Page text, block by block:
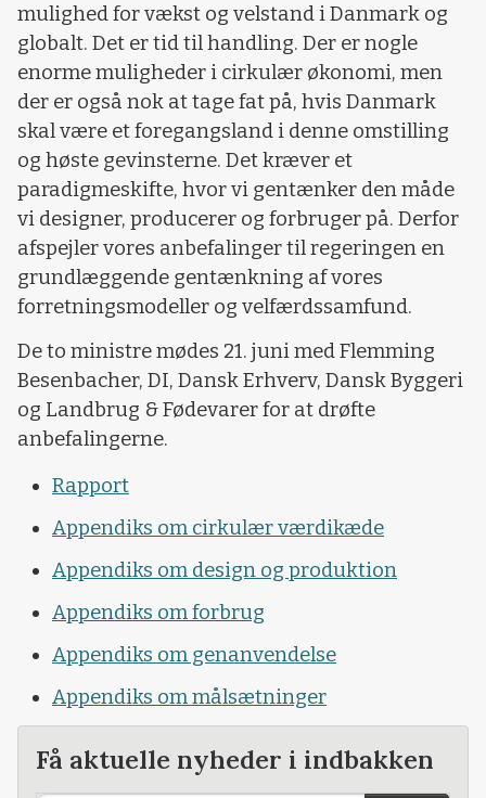
mulighed for vækst og velstand i Danmark og
globalt. Det er tid til handling. Der er nogle
enorme muligheder i cirkulær økonomi, men
der er også nok at tage fat på, hvis Danmark
skal være et foregangsland i denne omstilling
og høste gevinsterne. Det kræver et
paradigmeskifte, hvor vi gentænker den måde
vi designer, producerer og forbruger på. Derfor
afspejler vores anbefalinger til regeringen en
grundlæggende gentænkning af vores
forretningsmodeller og velfærdssamfund.
De to ministre mødes 21. juni med Flemming
Besenbacher, DI, Dansk Erhverv, Dansk Byggeri
og Landbrug & Fødevarer for at drøfte
anbefalingerne.
Rapport
Appendiks om cirkulær værdikæde
Appendiks om design og produktion
Appendiks om forbrug
Appendiks om genanvendelse
Appendiks om målsætninger
Få aktuelle nyheder i indbakken